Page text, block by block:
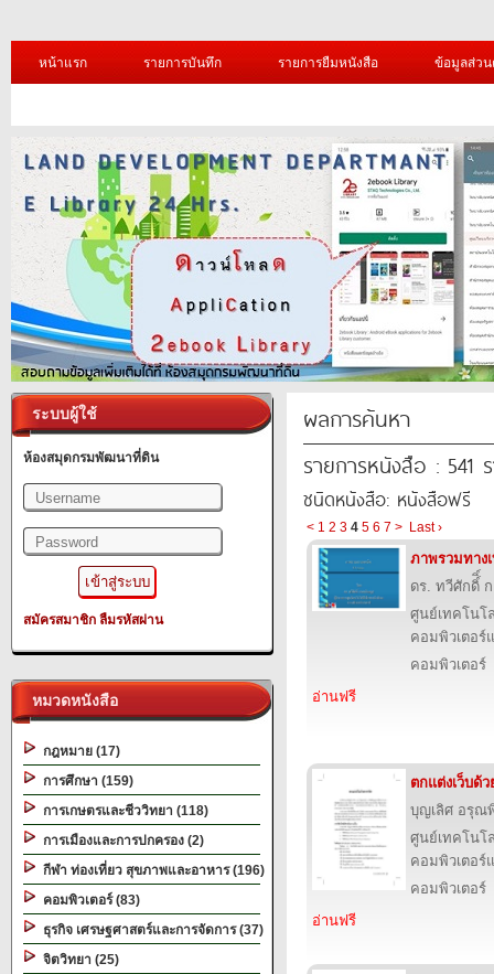
หน้าแรก รายการบันทึก รายการยืมหนังสือ ข้อมูลส่ว
ระบบผู้ใช้
ห้องสมุดกรมพัฒนาที่ดิน
สมัครสมาชิก ลืมรหัสผ่าน
หมวดหนังสือ
กฎหมาย (17)
การศึกษา (159)
การเกษตรและชีววิทยา (118)
การเมืองและการปกครอง (2)
กีฬา ท่องเที่ยว สุขภาพและอาหาร (196)
คอมพิวเตอร์ (83)
ธุรกิจ เศรษฐศาสตร์และการจัดการ (37)
จิตวิทยา (25)
ผลการค้นหา
รายการหนังสือ : 541
ชนิดหนังสือ: หนังสือฟรี
< 1 2 3 4 5 6 7 > Last ›
ภาพรวมทาง
ดร. ทวีศักดิ์ิ์
ศูนย์เทคโนโ
คอมพิวเตอร์
คอมพิวเตอร์
อ่านฟรี
ตกแต่งเว็บด้
บุญเลิศ อรุณ
ศูนย์เทคโนโ
คอมพิวเตอร์
คอมพิวเตอร์
อ่านฟรี